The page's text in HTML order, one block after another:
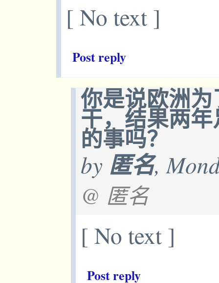
[ No text ]
Post reply
你是说欧洲
干，结果两
的事吗？
by 匿名,
@ 匿名
[ No text ]
Post reply